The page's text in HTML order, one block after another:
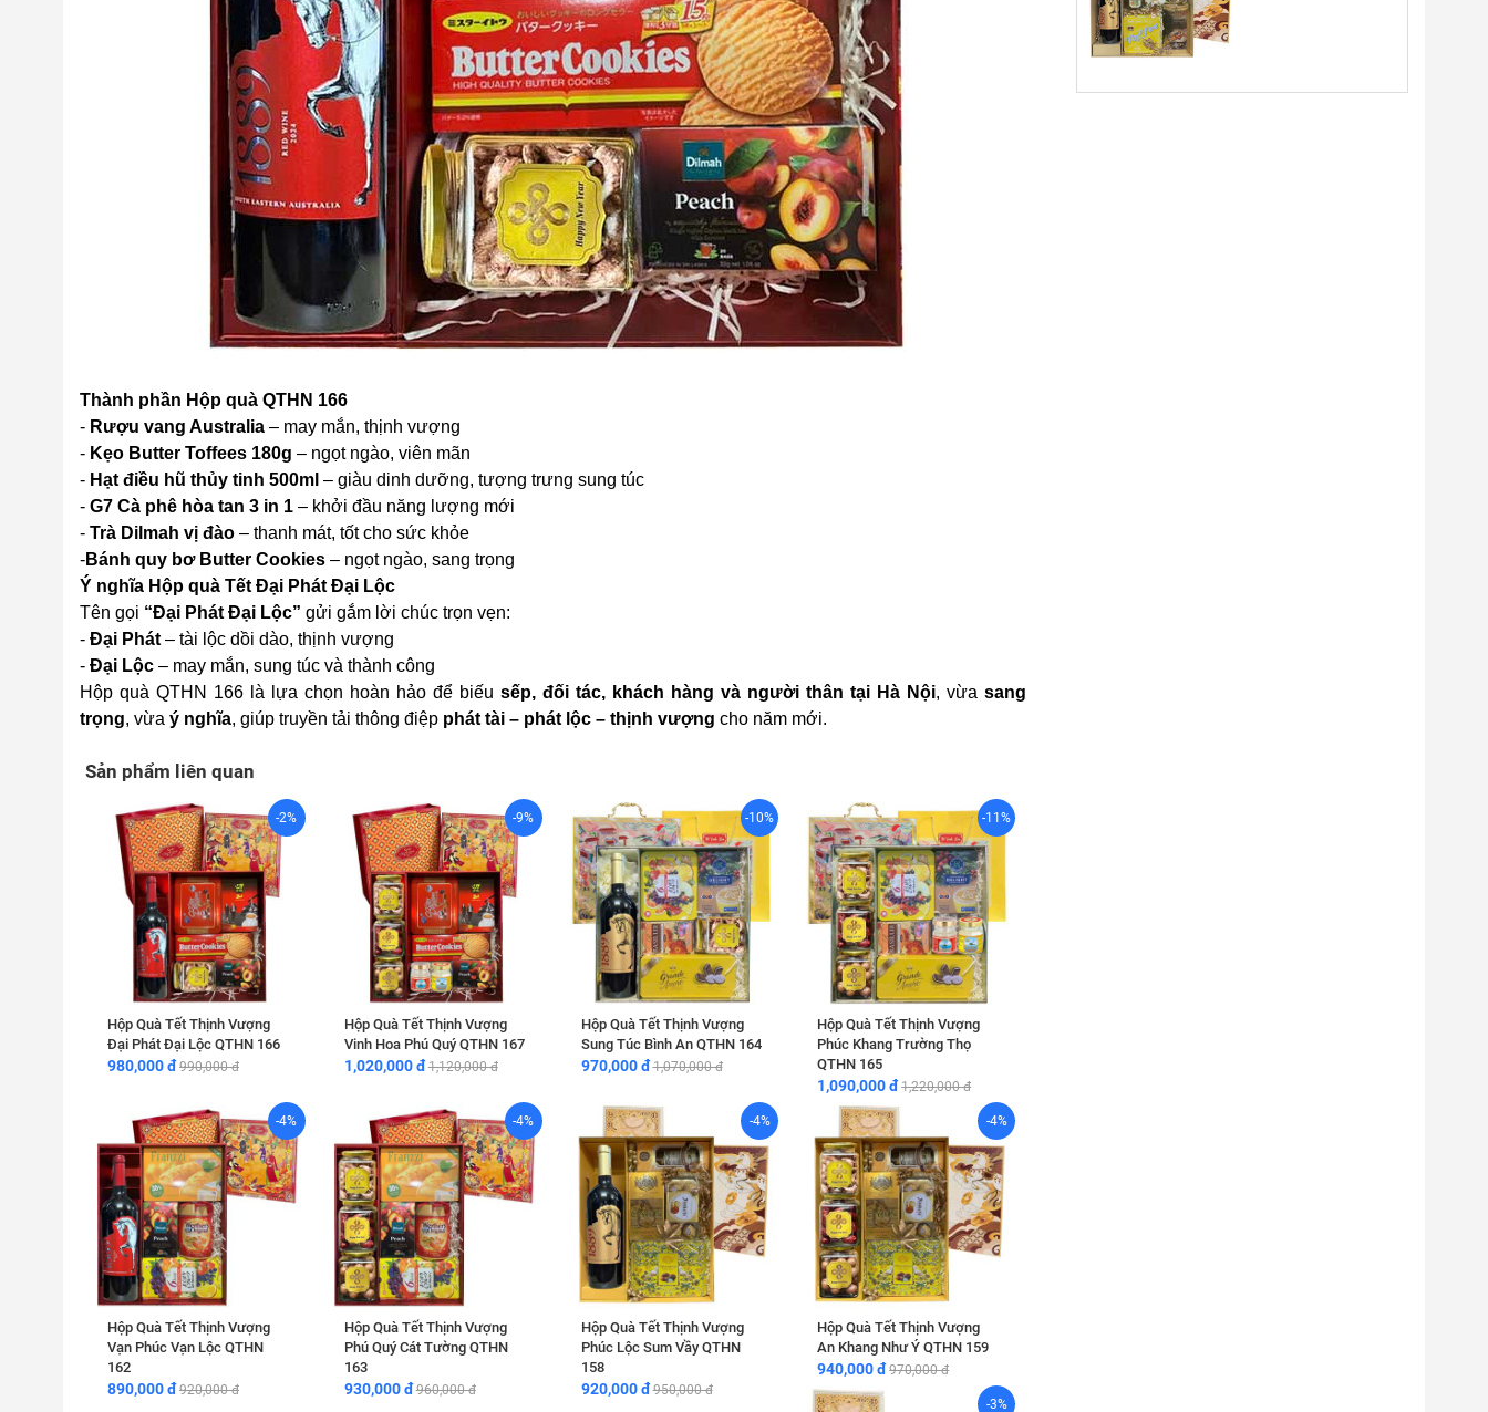
Thành phần Hộp quà QTHN 166
- Rượu vang Australia – may mắn, thịnh vượng
- Kẹo Butter Toffees 180g – ngọt ngào, viên mãn
- Hạt điều hũ thủy tinh 500ml – giàu dinh dưỡng, tượng trưng sung túc
- G7 Cà phê hòa tan 3 in 1 – khởi đầu năng lượng mới
- Trà Dilmah vị đào – thanh mát, tốt cho sức khỏe
-Bánh quy bơ Butter Cookies – ngọt ngào, sang trọng
Ý nghĩa Hộp quà Tết Đại Phát Đại Lộc
Tên gọi “Đại Phát Đại Lộc” gửi gắm lời chúc trọn vẹn:
- Đại Phát – tài lộc dồi dào, thịnh vượng
- Đại Lộc – may mắn, sung túc và thành công
Hộp quà QTHN 166 là lựa chọn hoàn hảo để biếu sếp, đối tác, khách hàng và người thân tại Hà Nội, vừa sang
trọng, vừa ý nghĩa, giúp truyền tải thông điệp phát tài – phát lộc – thịnh vượng cho năm mới.
Sản phẩm liên quan
-2%
Hộp Quà Tết Thịnh Vượng
Đại Phát Đại Lộc QTHN 166
980,000 đ990,000 đ
-9%
Hộp Quà Tết Thịnh Vượng
Vinh Hoa Phú Quý QTHN 167
1,020,000 đ1,120,000 đ
-10%
Hộp Quà Tết Thịnh Vượng
Sung Túc Bình An QTHN 164
970,000 đ1,070,000 đ
-11%
Hộp Quà Tết Thịnh Vượng
Phúc Khang Trường Thọ
QTHN 165
1,090,000 đ1,220,000 đ
-4%
Hộp Quà Tết Thịnh Vượng
Vạn Phúc Vạn Lộc QTHN
162
890,000 đ920,000 đ
-4%
Hộp Quà Tết Thịnh Vượng
Phú Quý Cát Tường QTHN
163
930,000 đ960,000 đ
-4%
Hộp Quà Tết Thịnh Vượng
Phúc Lộc Sum Vầy QTHN
158
920,000 đ950,000 đ
-4%
Hộp Quà Tết Thịnh Vượng
An Khang Như Ý QTHN 159
940,000 đ970,000 đ
-3%